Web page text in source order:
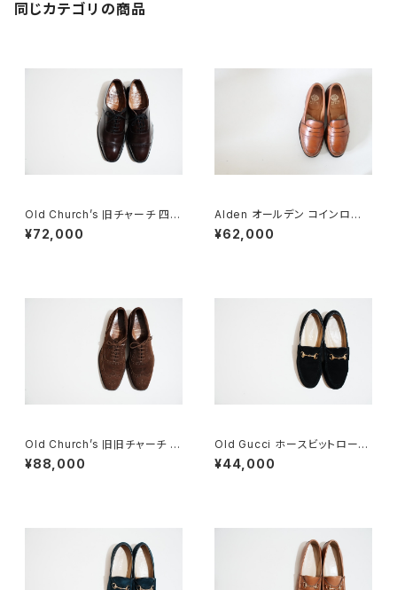
同じカテゴリの商品
Old Church’s 旧チャーチ 四都
市 BELMONTパンチドキャップ
トウ 85G
¥72,000
Alden オールデン コインローフ
ァー #985 6E 旧ロゴ
¥62,000
Old Church’s 旧旧チャーチ 二
都市 Buck 85D
¥88,000
Old Gucci ホースビットローフ
ァー 6.5B スエードBK
¥44,000